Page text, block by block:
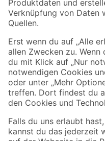
Sicher einkaufen
Jetzt die toom-App
Alle Preisangaben in EUR inkl. gesetzl.